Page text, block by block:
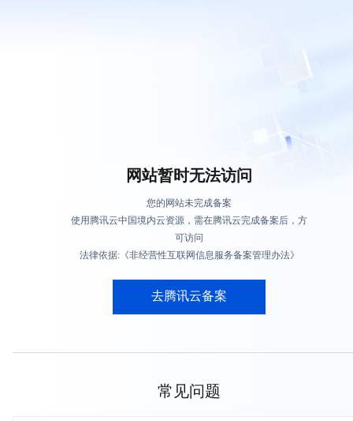
网站暂时无法访问
您的网站未完成备案
使用腾讯云中国境内云资源，需在腾讯云完成备案后，方
可访问
法律依据:《非经营性互联网信息服务备案管理办法》
去腾讯云备案
常见问题